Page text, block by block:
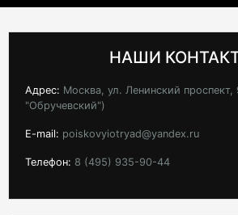
НАШИ
Адрес: Москва, ул. Ленинский
"Обручевский")
E-mail: poiskovyiotryad@yandex.ru
Телефон: 8 (495) 935-90-44